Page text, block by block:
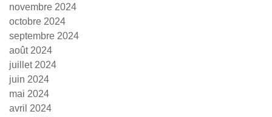
novembre 2024
octobre 2024
septembre 2024
août 2024
juillet 2024
juin 2024
mai 2024
avril 2024